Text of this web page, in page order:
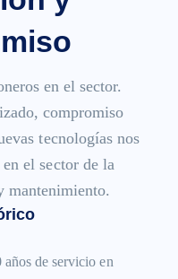
en el sector.
compromiso
tecnologías nos
el sector de la
mantenimiento.
años de servicio en